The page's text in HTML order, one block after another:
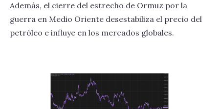
Además, el cierre del estrecho de Ormuz por la
guerra en Medio Oriente desestabiliza el precio del
petróleo e influye en los mercados globales.